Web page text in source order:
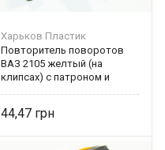
Харьков Пластик
Повторитель поворотов
ВАЗ 2105 желтый (на
клипсах) с патроном и
44,47